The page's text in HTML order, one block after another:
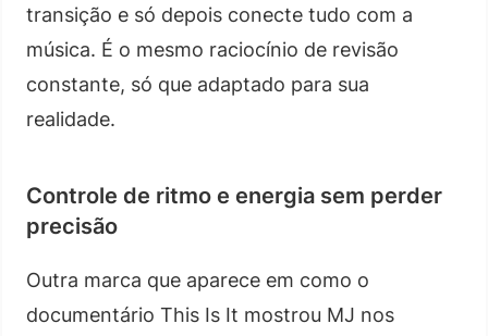
transição e só depois conecte tudo com a
música. É o mesmo raciocínio de revisão
constante, só que adaptado para sua
realidade.
Controle de ritmo e energia sem perder
precisão
Outra marca que aparece em como o
documentário This Is It mostrou MJ nos